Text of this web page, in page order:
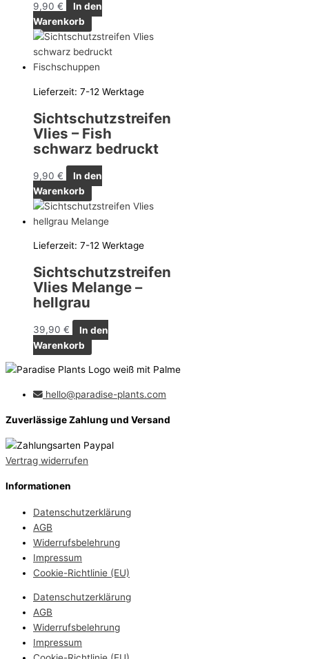
9,90 €
In den
Warenkorb
Lieferzeit: 7-12 Werktage
Sichtschutzstreifen
Vlies – Fish
schwarz bedruckt
9,90 €
In den
Warenkorb
Lieferzeit: 7-12 Werktage
Sichtschutzstreifen
Vlies Melange –
hellgrau
39,90 €
In den
Warenkorb
hello@paradise-plants.com
Zuverlässige Zahlung und Versand
Vertrag widerrufen
Informationen
Datenschutzerklärung
AGB
Widerrufsbelehrung
Impressum
Cookie-Richtlinie (EU)
Datenschutzerklärung
AGB
Widerrufsbelehrung
Impressum